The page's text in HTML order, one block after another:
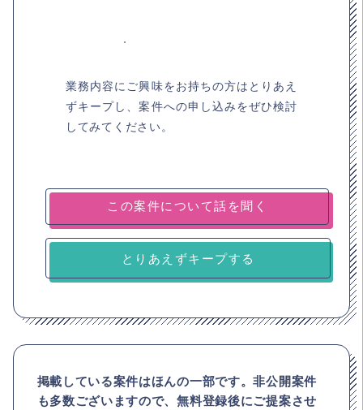
業務内容にご興味をお持ちの方はとりあえ
ずキープし、案件への申し込みをぜひ検討
してみてください。
とりあえずキープする
掲載している案件はほんの一部です。非公開案件
も多数ございますので、無料登録後にご提案させ